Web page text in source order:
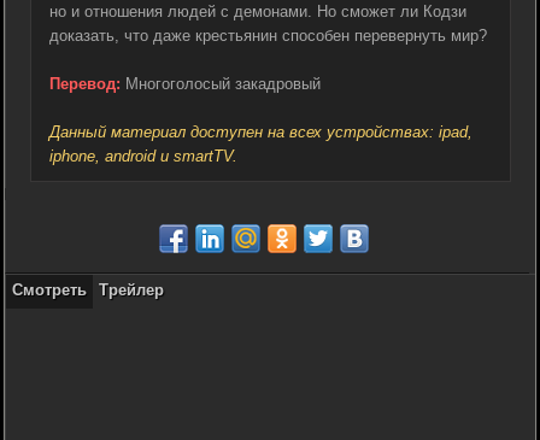
но и отношения людей с демонами. Но сможет ли Кодзи
доказать, что даже крестьянин способен перевернуть мир?
Перевод: Многоголосый закадровый
Данный материал доступен на всех устройствах: ipad,
iphone, android и smartTV.
Смотреть Трейлер